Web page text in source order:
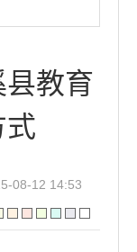
县教育
式
08-12 14:53